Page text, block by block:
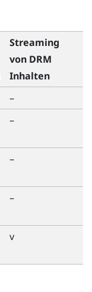
Streaming
von DRM
Inhalten
–
–
–
–
v